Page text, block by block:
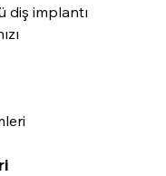
diş implantı